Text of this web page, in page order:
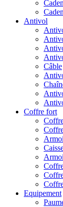
Antivol
Câble
Coffre fort
Equipement